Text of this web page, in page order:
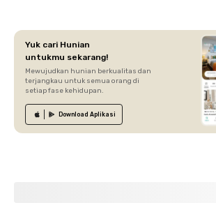
Yuk cari Hunian
untukmu sekarang!
Mewujudkan hunian berkualitas dan
terjangkau untuk semua orang di
setiap fase kehidupan.
Download Aplikasi